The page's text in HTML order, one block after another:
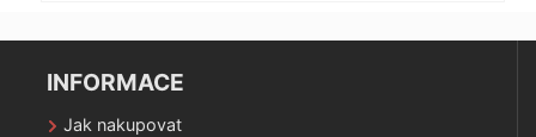
INFORMACE
Jak nakupovat